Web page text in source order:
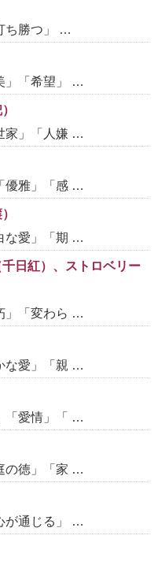
ち勝つ」 …
」「希望」 …
家」「人嫌 …
優雅」「感 …
な愛」「期 …
日紅）、ストロベリー
」「変わら …
な愛」「親 …
「愛情」「 …
の徳」「家 …
が通じる」 …